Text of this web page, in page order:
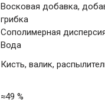
Восковая добавка,
грибка
Сополимерная
Вода
Кисть, валик,
≈49 %